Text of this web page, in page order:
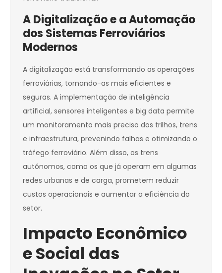
A Digitalização e a Automação
dos Sistemas Ferroviários
Modernos
A digitalização está transformando as operações
ferroviárias, tornando-as mais eficientes e
seguras. A implementação de inteligência
artificial, sensores inteligentes e big data permite
um monitoramento mais preciso dos trilhos, trens
e infraestrutura, prevenindo falhas e otimizando o
tráfego ferroviário. Além disso, os trens
autônomos, como os que já operam em algumas
redes urbanas e de carga, prometem reduzir
custos operacionais e aumentar a eficiência do
setor.
Impacto Econômico
e Social das